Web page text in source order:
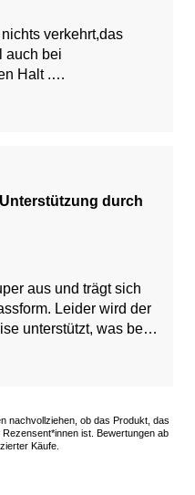
verkehrt,das
auch bei
Halt .
Ergebnis,sieht
durch
aus und trägt sich
wird der
unterstützt, was bei
oder Schalen
nachvollziehen, ob das Produkt, das
ist. Bewertungen ab
Käufe.